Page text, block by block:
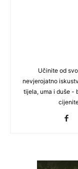
Učinite od
nevjerojatno
tijela, uma i duše -